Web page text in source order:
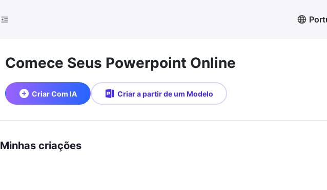
Comece Seus Powerpoint Online
Criar Com IA Criar a partir de um Modelo
Minhas criações